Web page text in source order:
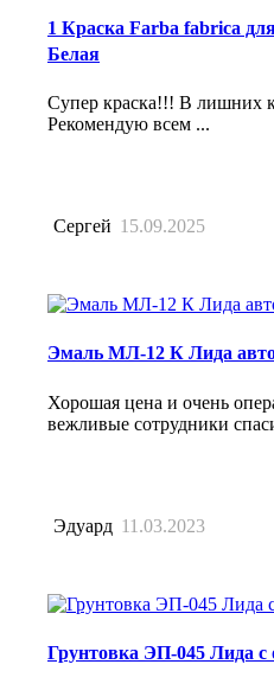
1 Краска Farba fabrica
Белая
Супер краска!!! В лишних
Рекомендую всем ...
Сергей 15.09.2025
Эмаль МЛ-12 К Лида
Хорошая цена и очень
вежливые сотрудники
Эдуард 11.03.2023
Грунтовка ЭП-045 Лида с